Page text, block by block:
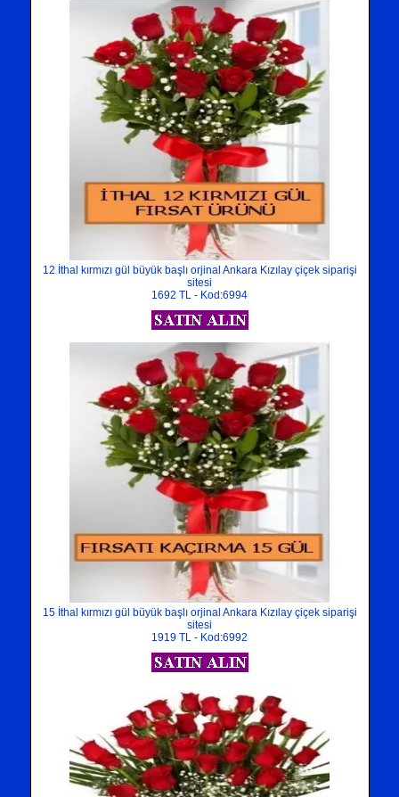
12 İthal kırmızı gül büyük başlı orjinal Ankara Kızılay çiçek siparişi
sitesi
1692 TL - Kod:6994
15 İthal kırmızı gül büyük başlı orjinal Ankara Kızılay çiçek siparişi
sitesi
1919 TL - Kod:6992